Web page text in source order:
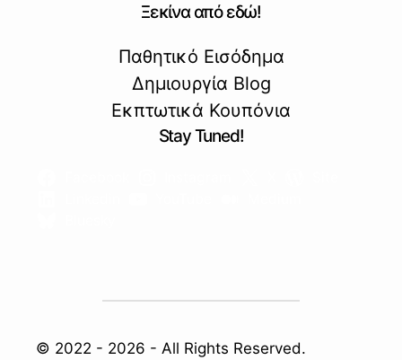
Ξεκίνα από εδώ!
Παθητικό Εισόδημα
Δημιουργία Blog
Εκπτωτικά Κουπόνια
Stay Tuned!
© 2022 - 2026 - All Rights Reserved.